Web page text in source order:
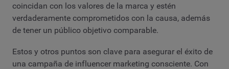
coincidan con los valores de la marca y estén
verdaderamente comprometidos con la causa, además
de tener un público objetivo comparable.
Estos y otros puntos son clave para asegurar el éxito de
una campaña de influencer marketing consciente. Con